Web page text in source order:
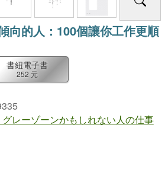
向的人：100個讓你工作更順
書紐電子書
252 元
レーゾーンかもしれない人の仕事